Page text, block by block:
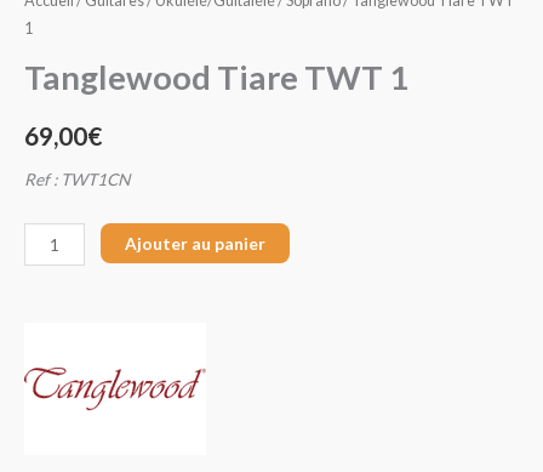
1
Tanglewood Tiare TWT 1
69,00€
Ref : TWT1CN
Ajouter au panier